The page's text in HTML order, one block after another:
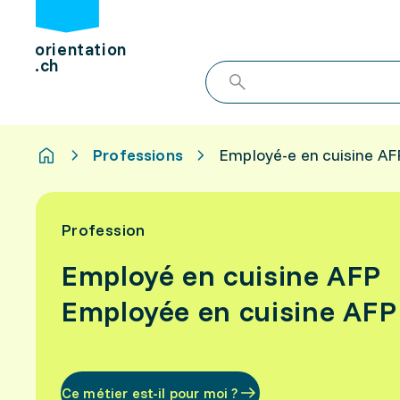
orientation
.ch
Professions Employé-e en cuisine
Profession
Employé en cuisine AFP
Employée en cuisine AFP
Ce métier est-il pour moi ?